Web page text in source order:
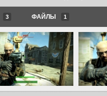
3 ФАЙЛЫ 1